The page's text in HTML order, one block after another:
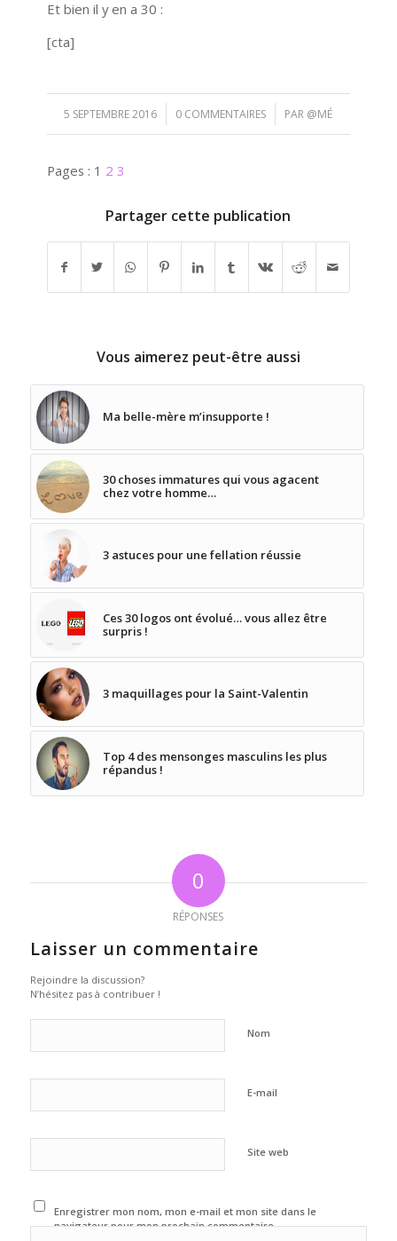
Et bien il y en a 30 :
[cta]
5 SEPTEMBRE 2016
/ 0 COMMENTAIRES
/ PAR @MÉ
Pages : 1 2 3
Partager cette publication
Vous aimerez peut-être aussi
Ma belle-mère m’insupporte !
30 choses immatures qui vous agacent
chez votre homme…
3 astuces pour une fellation réussie
Ces 30 logos ont évolué… vous allez être
surpris !
3 maquillages pour la Saint-Valentin
Top 4 des mensonges masculins les plus
répandus !
0
RÉPONSES
Laisser un commentaire
Rejoindre la discussion?
N’hésitez pas à contribuer !
Nom
E-mail
Site web
Enregistrer mon nom, mon e-mail et mon site dans le
navigateur pour mon prochain commentaire.